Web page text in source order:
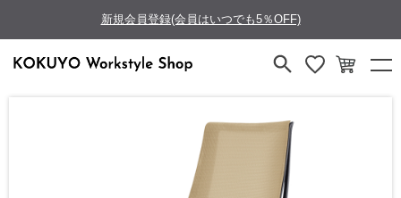
新規会員登録(会員はいつでも5％OFF)